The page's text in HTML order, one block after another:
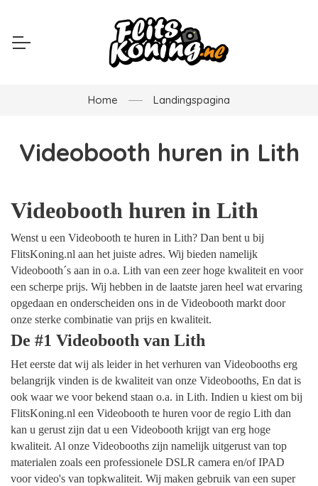
Home Landingspagina
Videobooth huren in Lith
Videobooth huren in Lith
Wenst u een Videobooth te huren in Lith? Dan bent u bij
FlitsKoning.nl aan het juiste adres. Wij bieden namelijk
Videobooth´s aan in o.a. Lith van een zeer hoge kwaliteit en voor
een scherpe prijs. Wij hebben in de laatste jaren heel wat ervaring
opgedaan en onderscheiden ons in de Videobooth markt door
onze sterke combinatie van prijs en kwaliteit.
De #1 Videobooth van Lith
Het eerste dat wij als leider in het verhuren van Videobooths erg
belangrijk vinden is de kwaliteit van onze Videobooths, En dat is
ook waar we voor bekend staan o.a. in Lith. Indien u kiest om bij
FlitsKoning.nl een Videobooth te huren voor de regio Lith dan
kan u gerust zijn dat u een Videobooth krijgt van erg hoge
kwaliteit. Al onze Videobooths zijn namelijk uitgerust van top
materialen zoals een professionele DSLR camera en/of IPAD
voor video's van topkwaliteit. Wij maken gebruik van een super